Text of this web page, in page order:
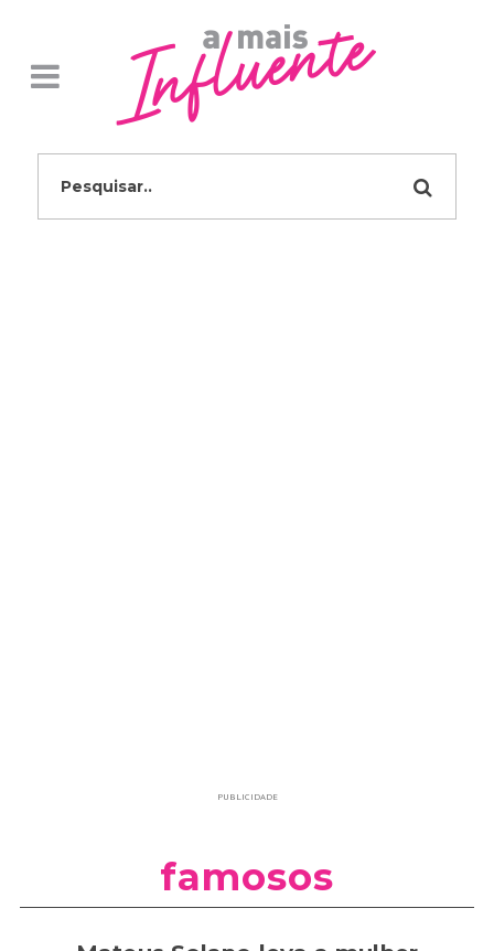
PUBLICIDADE
famosos